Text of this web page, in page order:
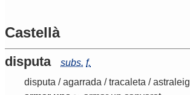
Castellà
disputa subs. f.
disputa /agarrada /tracaleta /astraleig